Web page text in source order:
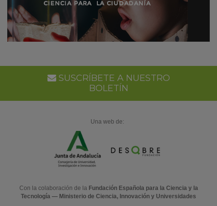
SUSCRÍBETE A NUESTRO
BOLETÍN
Una web de:
Con la colaboración de la Fundación Española para la Ciencia y la
Tecnología — Ministerio de Ciencia, Innovación y Universidades